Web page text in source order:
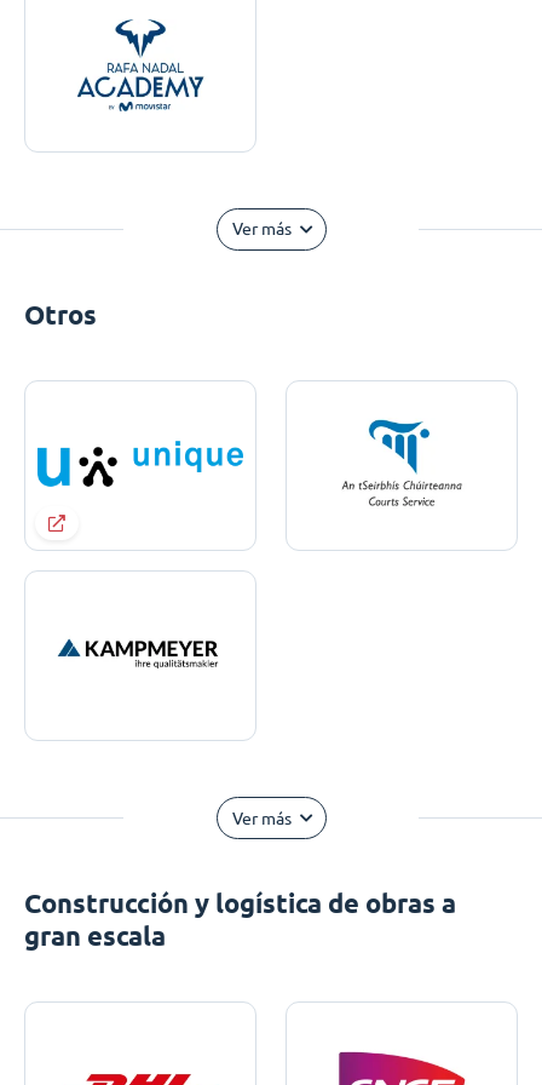
Ver más
Otros
Ver más
Construcción y logística de obras a
gran escala